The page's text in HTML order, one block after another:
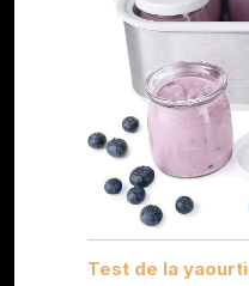
Test de la